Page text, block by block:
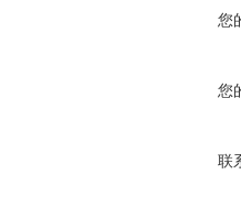
您
您
联